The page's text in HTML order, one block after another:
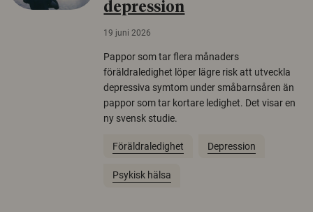
depression
19 juni 2026
Pappor som tar flera månaders
föräldraledighet löper lägre risk att utveckla
depressiva symtom under småbarnsåren än
pappor som tar kortare ledighet. Det visar en
ny svensk studie.
Föräldraledighet Depression
Psykisk hälsa